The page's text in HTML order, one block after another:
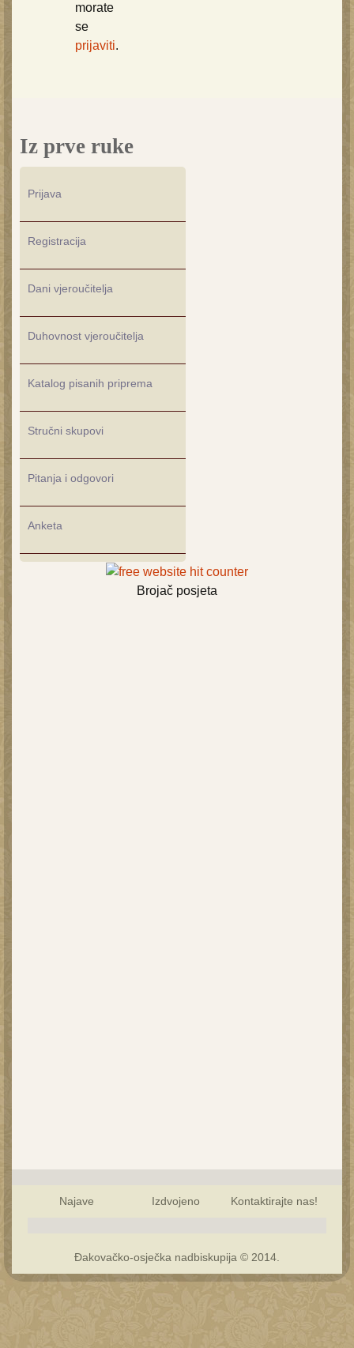
morate
se
prijaviti.
Iz prve ruke
Prijava
Registracija
Dani vjeroučitelja
Duhovnost vjeroučitelja
Katalog pisanih priprema
Stručni skupovi
Pitanja i odgovori
Anketa
Brojač posjeta
Najave Izdvojeno Kontaktirajte nas!
Đakovačko-osječka nadbiskupija © 2014.